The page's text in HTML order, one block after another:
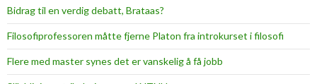
R
o
m
s
d
Bidrag til en verdig debatt, Brataas?
Filosofiprofessoren måtte fjerne Platon fra introkurset i filosofi
Flere med master synes det er vanskelig å få jobb